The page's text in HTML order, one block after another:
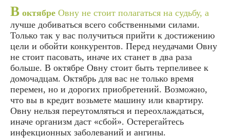
В октябре Овну не стоит полагаться на судьбу, а
лучше добиваться всего собственными силами.
Только так у вас получиться прийти к достижению
цели и обойти конкурентов. Перед неудачами Овну
не стоит пасовать, иначе их станет в два раза
больше. В октябре Овну стоит быть терпеливее к
домочадцам. Октябрь для вас не только время
перемен, но и дорогих приобретений. Возможно,
что вы в кредит возьмете машину или квартиру.
Овну нельзя переутомляться и переохлаждаться,
иначе организм даст «сбой». Остерегайтесь
инфекционных заболеваний и ангины.